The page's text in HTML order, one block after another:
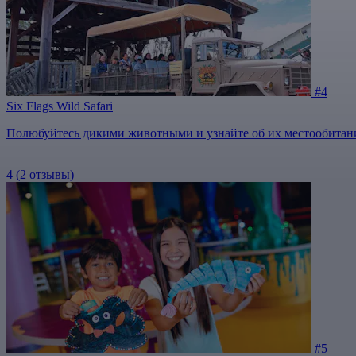
#4
Six Flags Wild Safari
Полюбуйтесь дикими животными и узнайте об их
4 (2 отзывы)
#5